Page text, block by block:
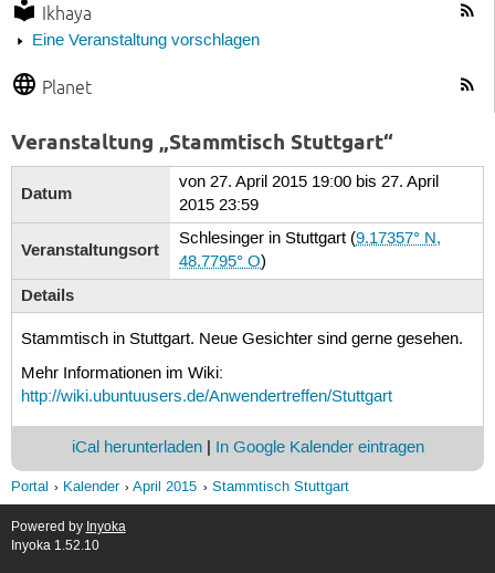
Ikhaya
Eine Veranstaltung vorschlagen
Planet
Veranstaltung „Stammtisch Stuttgart“
Datum
von 27. April 2015 19:00 bis 27. April
2015 23:59
Veranstaltungsort Schlesinger in Stuttgart (9.17357° N,
48.7795° O)
Details
Stammtisch in Stuttgart. Neue Gesichter sind gerne gesehen.
Mehr Informationen im Wiki:
http://wiki.ubuntuusers.de/Anwendertreffen/Stuttgart
iCal herunterladen| In Google Kalender eintragen
Portal Kalender April 2015 Stammtisch Stuttgart
Powered by Inyoka
Inyoka 1.52.10